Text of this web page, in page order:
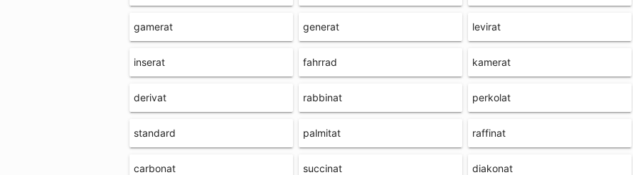
gamerat generat levirat
inserat fahrrad kamerat
derivat rabbinat perkolat
standard palmitat raffinat
carbonat succinat diakonat